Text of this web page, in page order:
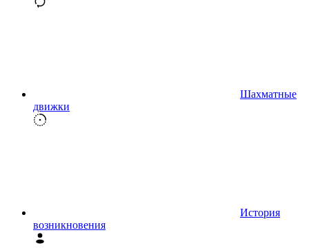
Шахматные
движки
История
возникновения